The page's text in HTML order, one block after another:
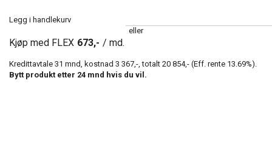
Legg i handlekurv
eller
Kjøp med FLEX 673,- / md.
Kredittavtale 31 mnd, kostnad 3 367,-, totalt 20 854,- (Eff. rente 13.69%).
Bytt produkt etter 24 mnd hvis du vil.